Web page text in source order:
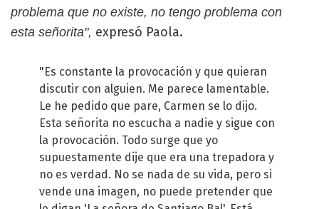
problema que no existe, no tengo problema con
esta señorita", expresó Paola.
"Es constante la provocación y que quieran
discutir con alguien. Me parece lamentable.
Le he pedido que pare, Carmen se lo dijo.
Esta señorita no escucha a nadie y sigue con
la provocación. Todo surge que yo
supuestamente dije que era una trepadora y
no es verdad. No se nada de su vida, pero si
vende una imagen, no puede pretender que